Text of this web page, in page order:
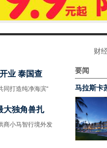
财
业 泰国查
同打造纯净海滨“
大独角兽扎
商小马智行境外发
要闻
马拉斯卡